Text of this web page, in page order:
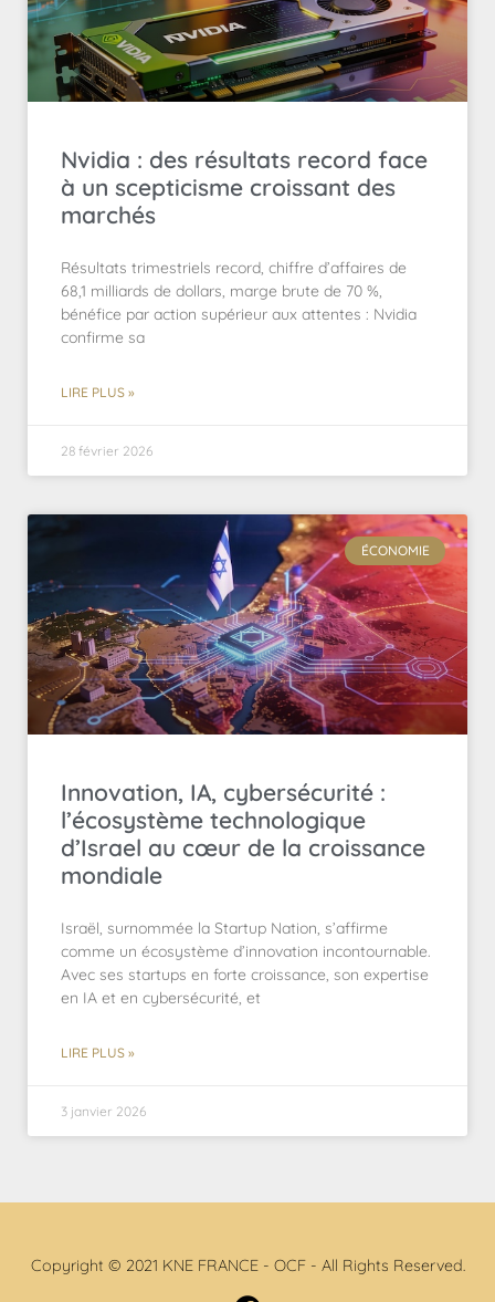
Nvidia : des résultats record face
à un scepticisme croissant des
marchés
Résultats trimestriels record, chiffre d’affaires de
68,1 milliards de dollars, marge brute de 70 %,
bénéfice par action supérieur aux attentes : Nvidia
confirme sa
LIRE PLUS »
28 février 2026
ÉCONOMIE
Innovation, IA, cybersécurité :
l’écosystème technologique
d’Israel au cœur de la croissance
mondiale
Israël, surnommée la Startup Nation, s’affirme
comme un écosystème d’innovation incontournable.
Avec ses startups en forte croissance, son expertise
en IA et en cybersécurité, et
LIRE PLUS »
3 janvier 2026
Copyright © 2021 KNE FRANCE - OCF - All Rights Reserved.